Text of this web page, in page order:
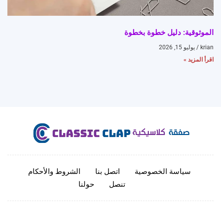
الموثوقية: دليل خطوة بخطوة
krian
يوليو 15, 2026
اقرأ المزيد »
سياسة الخصوصية اتصل بنا
الشروط والأحكام
تنصل
حولنا